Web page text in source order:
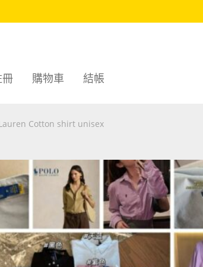
購物車 結帳
Cotton shirt unisex